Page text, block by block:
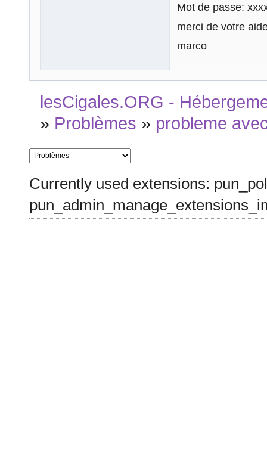
Mot de passe:
merci de votre
marco
lesCigales.ORG -
» Problèmes » probleme
Currently used extensions: